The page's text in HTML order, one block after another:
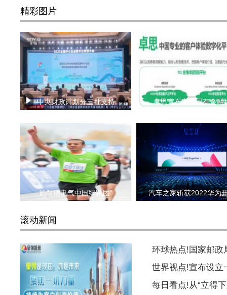
精彩图片
中央财政计划分三批支持 卓思宣布完成国有金融
施耐德电气中国绿跑团” 汽车之家斩获2022华为
滚动新闻
环球热点!国家邮政
世界视点!宣布设立
每日看点!从“立得